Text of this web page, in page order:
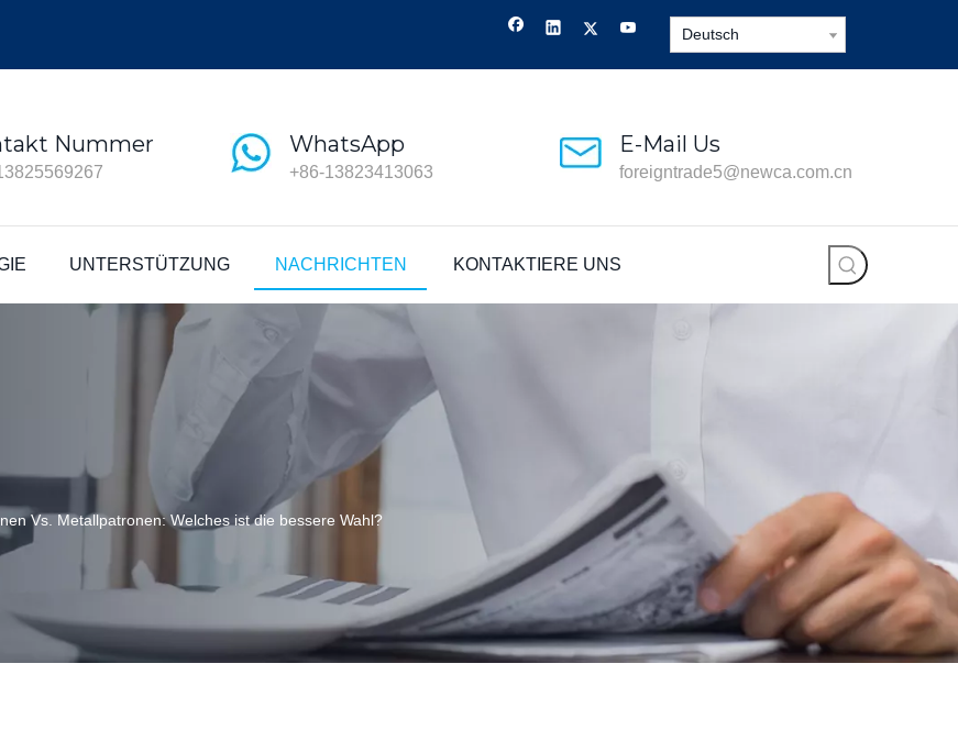
Deutsch
Nummer WhatsApp
+86-13823413063
E-Mail Us
foreigntrade5@newca.com.cn
UNTERSTÜTZUNG NACHRICHTEN KONTAKTIERE UNS
Vs. Metallpatronen: Welches ist die bessere Wahl?